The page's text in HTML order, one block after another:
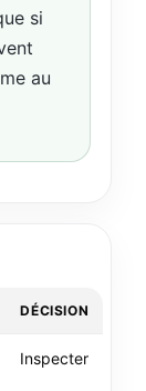
si
au
DÉCISION
Inspecter